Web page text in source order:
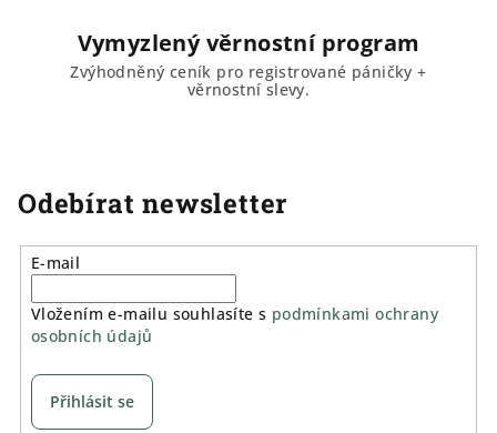
Vymyzlený věrnostní program
Zvýhodněný ceník pro registrované páničky +
věrnostní slevy.
Odebírat newsletter
E-mail
Vložením e-mailu souhlasíte s podmínkami ochrany
osobních údajů
Přihlásit se